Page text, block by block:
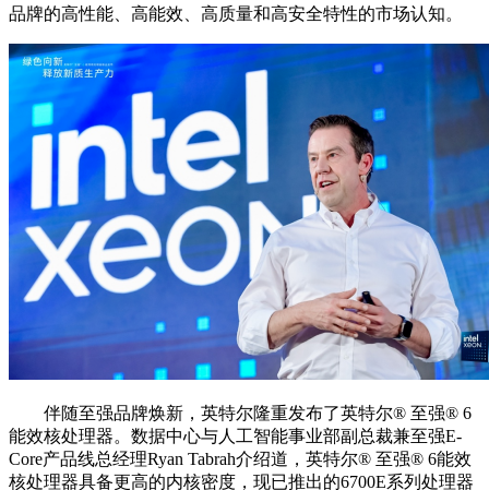
品牌的高性能、高能效、高质量和高安全特性的市场认知。
伴随至强品牌焕新，英特尔隆重发布了英特尔®️ 至强®️ 6
能效核处理器。数据中心与人工智能事业部副总裁兼至强E-
Core产品线总经理Ryan Tabrah介绍道，英特尔®️ 至强®️ 6能效
核处理器具备更高的内核密度，现已推出的6700E系列处理器